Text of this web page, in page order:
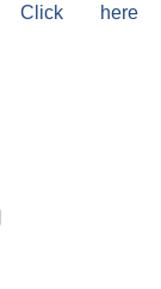
Click